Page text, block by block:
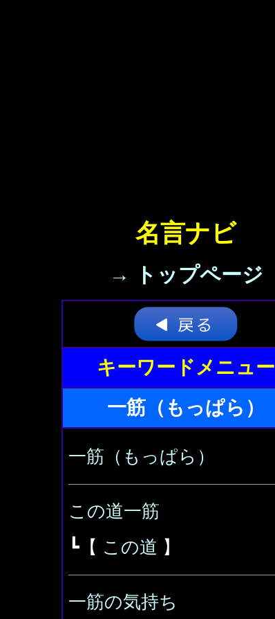
名言ナビ
→ トップページ
キーワードメニュー
一筋（もっぱら）
一筋（もっぱら）
この道一筋
┗【 この道 】
一筋の気持ち